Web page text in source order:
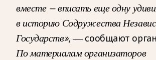
вместе — вписать еще одну
в историю Содружества
Государств», — сообщают
По материалам организаторов